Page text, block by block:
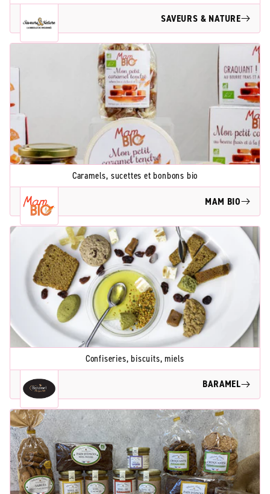
SAVEURS & NATURE
Caramels, sucettes et bonbons bio
MAM BIO
Confiseries, biscuits, miels
BARAMEL